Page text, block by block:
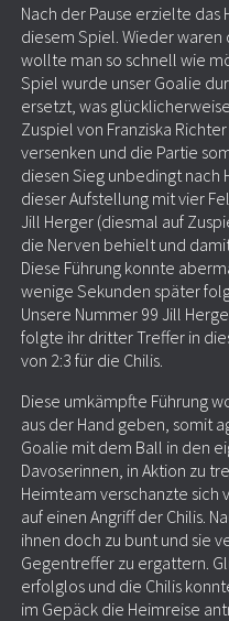
Nach der Pause erzielte
diesem Spiel. Wieder waren
wollte man so schnell wie
Spiel wurde unser Goalie
ersetzt, was
Zuspiel von Franziska
versenken und die Partie
diesen Sieg unbedingt
dieser Aufstellung mit vier
Jill Herger (diesmal auf
die Nerven behielt und
Diese Führung konnte
wenige Sekunden später
Unsere Nummer 99 Jill
folgte ihr dritter Treffer in
von 2:3 für die Chilis.
Diese umkämpfte Führung
aus der Hand geben, somit
Goalie mit dem Ball in den
Davoserinnen, in Aktion zu
Heimteam verschanzte sich
auf einen Angriff der Chilis.
ihnen doch zu bunt und sie
Gegentreffer zu ergattern.
erfolglos und die Chilis
im Gepäck die Heimreise